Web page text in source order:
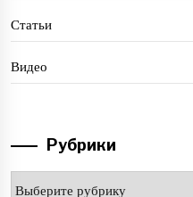
Статьи
Видео
Рубрики